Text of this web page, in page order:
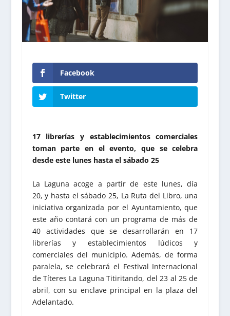
Facebook
Twitter
17 librerías y establecimientos comerciales
toman parte en el evento, que se celebra
desde este lunes hasta el sábado 25
La Laguna acoge a partir de este lunes, día
20, y hasta el sábado 25, La Ruta del Libro, una
iniciativa organizada por el Ayuntamiento, que
este año contará con un programa de más de
40 actividades que se desarrollarán en 17
librerías y establecimientos lúdicos y
comerciales del municipio. Además, de forma
paralela, se celebrará el Festival Internacional
de Títeres La Laguna Titiritando, del 23 al 25 de
abril, con su enclave principal en la plaza del
Adelantado.